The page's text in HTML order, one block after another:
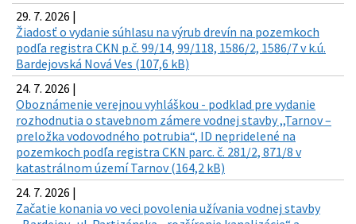
29. 7. 2026 |
Žiadosť o vydanie súhlasu na výrub drevín na pozemkoch
podľa registra CKN p.č. 99/14, 99/118, 1586/2, 1586/7 v k.ú.
Bardejovská Nová Ves (107,6 kB)
24. 7. 2026 |
Oboznámenie verejnou vyhláškou - podklad pre vydanie
rozhodnutia o stavebnom zámere vodnej stavby ,,Tarnov –
preložka vodovodného potrubia“, ID nepridelené na
pozemkoch podľa registra CKN parc. č. 281/2, 871/8 v
katastrálnom území Tarnov (164,2 kB)
24. 7. 2026 |
Začatie konania vo veci povolenia užívania vodnej stavby